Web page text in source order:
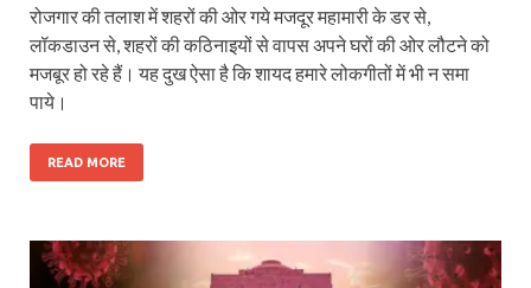
रोजगार की तलाश में शहरों की ओर गये मजदूर महामारी के डर से,
लॉकडाउन से, शहरों की कठिनाइयों से वापस अपने घरों की ओर लौटने को
मजबूर हो रहे हैं। यह दुख ऐसा है कि शायद हमारे लोकगीतों में भी न समा
पाये।
READ MORE